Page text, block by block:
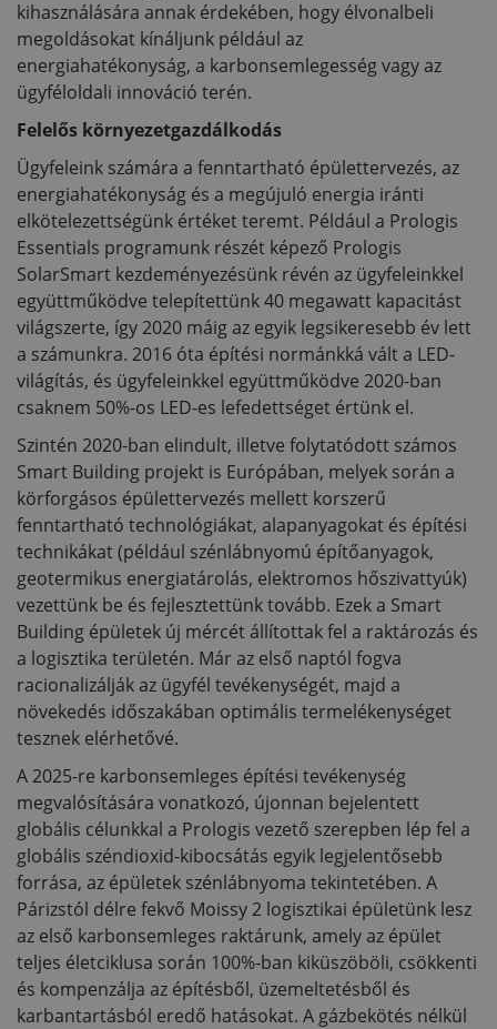
kihasználására annak érdekében, hogy élvonalbeli
megoldásokat kínáljunk például az
energiahatékonyság, a karbonsemlegesség vagy az
ügyféloldali innováció terén.
Felelős környezetgazdálkodás
Ügyfeleink számára a fenntartható épülettervezés, az
energiahatékonyság és a megújuló energia iránti
elkötelezettségünk értéket teremt. Például a Prologis
Essentials programunk részét képező Prologis
SolarSmart kezdeményezésünk révén az ügyfeleinkkel
együttműködve telepítettünk 40 megawatt kapacitást
világszerte, így 2020 máig az egyik legsikeresebb év lett
a számunkra. 2016 óta építési normánkká vált a LED-
világítás, és ügyfeleinkkel együttműködve 2020-ban
csaknem 50%-os LED-es lefedettséget értünk el.
Szintén 2020-ban elindult, illetve folytatódott számos
Smart Building projekt is Európában, melyek során a
körforgásos épülettervezés mellett korszerű
fenntartható technológiákat, alapanyagokat és építési
technikákat (például szénlábnyomú építőanyagok,
geotermikus energiatárolás, elektromos hőszivattyúk)
vezettünk be és fejlesztettünk tovább. Ezek a Smart
Building épületek új mércét állítottak fel a raktározás és
a logisztika területén. Már az első naptól fogva
racionalizálják az ügyfél tevékenységét, majd a
növekedés időszakában optimális termelékenységet
tesznek elérhetővé.
A 2025-re karbonsemleges építési tevékenység
megvalósítására vonatkozó, újonnan bejelentett
globális célunkkal a Prologis vezető szerepben lép fel a
globális széndioxid-kibocsátás egyik legjelentősebb
forrása, az épületek szénlábnyoma tekintetében. A
Párizstól délre fekvő Moissy 2 logisztikai épületünk lesz
az első karbonsemleges raktárunk, amely az épület
teljes életciklusa során 100%-ban kiküszöböli, csökkenti
és kompenzálja az építésből, üzemeltetésből és
karbantartásból eredő hatásokat. A gázbekötés nélkül